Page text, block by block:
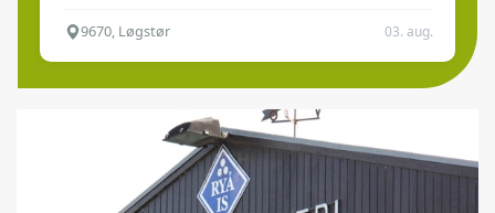
9670, Løgstør 03. aug.